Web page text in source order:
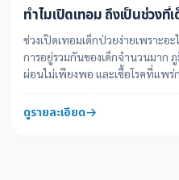
ทำไมเปิดเทอม ถึงเป็นช่วงที่
ช่วงเปิดเทอมเด็กป่วยง่ายเพราะอ
การอยู่รวมกันของเด็กจำนวนมาก
ผ่อนไม่เพียงพอ และเชื้อโรคที่แพร่
ดูรายละเอียด